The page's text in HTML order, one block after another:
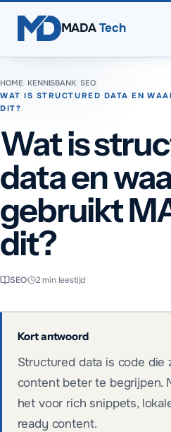
MADA Tech
HOME/ KENNISBANK/SEO/
WAT IS STRUCTURED DATA EN
DIT?
Wat is
data en
gebruikt
dit?
SEO 2min leestijd
Kort antwoord
Structured data is code die
content beter te begrijpen.
het voor rich snippets,
ready content.